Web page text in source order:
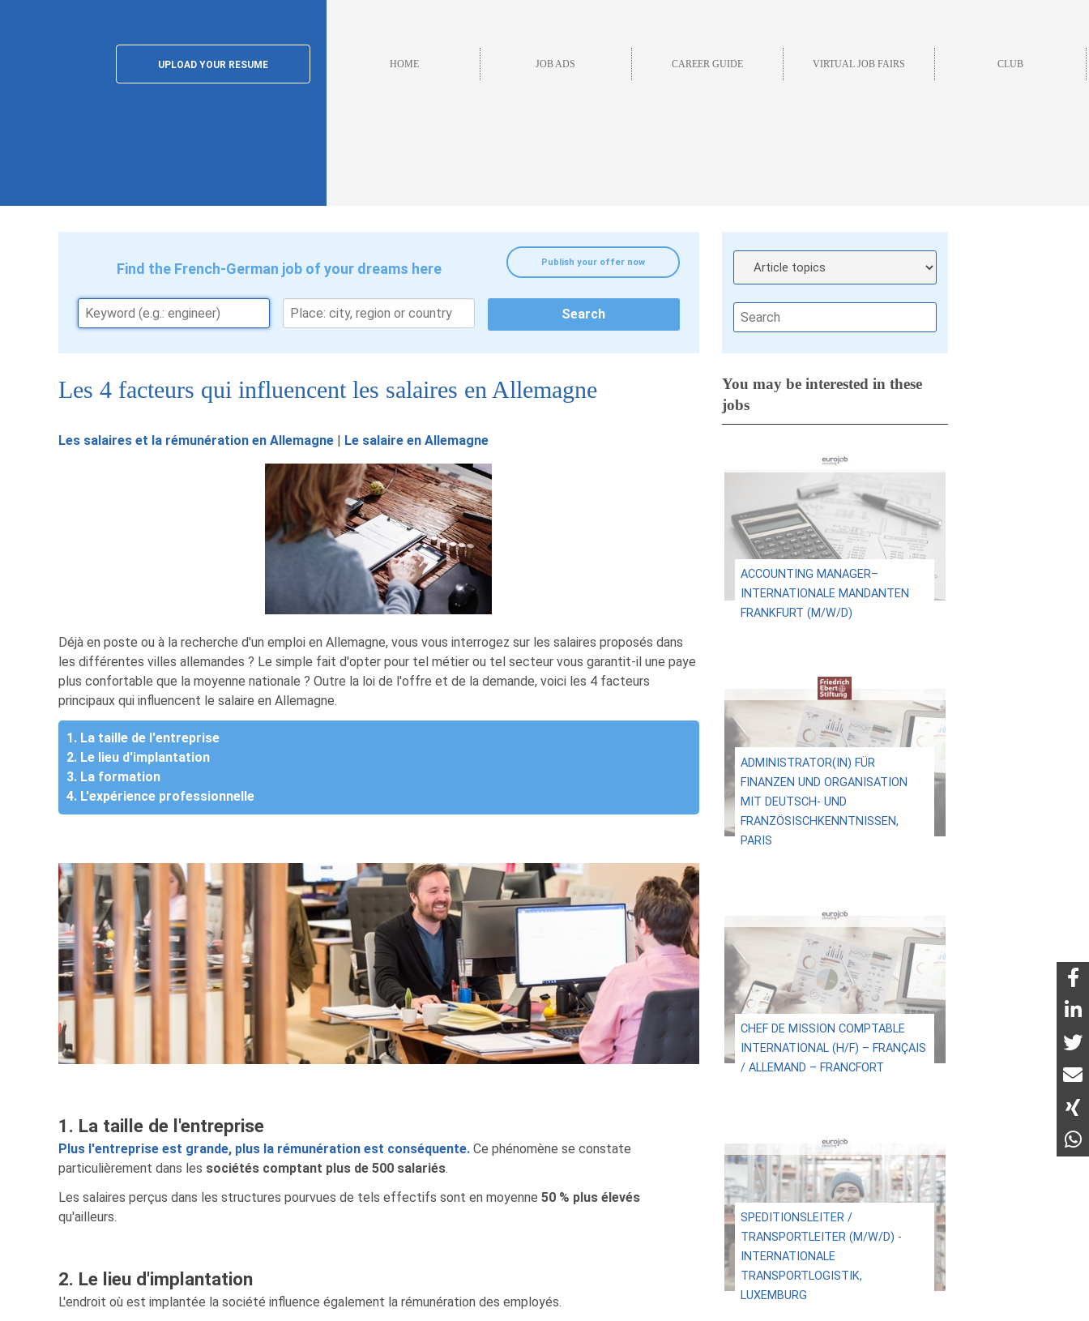
UPLOAD YOUR RESUME HOME JOB ADS CAREER GUIDE VIRTUAL JOB FAIRS CLUB
Publish your offer now
Find the French-German job of your dreams here
Les 4 facteurs qui influencent les salaires en Allemagne
Les salaires et la rémunération en Allemagne | Le salaire en Allemagne
Déjà en poste ou à la recherche d'un emploi en Allemagne, vous vous interrogez sur les salaires proposés dans
les différentes villes allemandes ? Le simple fait d'opter pour tel métier ou tel secteur vous garantit-il une paye
plus confortable que la moyenne nationale ? Outre la loi de l'offre et de la demande, voici les 4 facteurs
principaux qui influencent le salaire en Allemagne.
1. La taille de l'entreprise
2. Le lieu d'implantation
3. La formation
4. L'expérience professionnelle
1. La taille de l'entreprise
Plus l'entreprise est grande, plus la rémunération est conséquente. Ce phénomène se constate
particulièrement dans les sociétés comptant plus de 500 salariés.
Les salaires perçus dans les structures pourvues de tels effectifs sont en moyenne 50 % plus élevés
qu'ailleurs.
2. Le lieu d'implantation
L'endroit où est implantée la société influence également la rémunération des employés.
You may be interested in these
jobs
ACCOUNTING MANAGER–
INTERNATIONALE MANDANTEN
FRANKFURT (M/W/D)
ADMINISTRATOR(IN) FÜR
FINANZEN UND ORGANISATION
MIT DEUTSCH- UND
FRANZÖSISCHKENNTNISSEN,
PARIS
CHEF DE MISSION COMPTABLE
INTERNATIONAL (H/F) – FRANÇAIS
/ ALLEMAND – FRANCFORT
SPEDITIONSLEITER /
TRANSPORTLEITER (M/W/D) -
INTERNATIONALE
TRANSPORTLOGISTIK,
LUXEMBURG